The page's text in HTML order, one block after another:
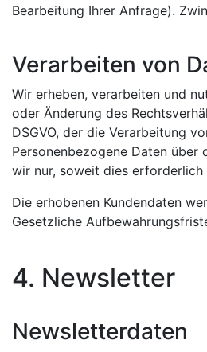
Bearbeitung Ihrer Anfrage).
Verarbeiten von
Wir erheben, verarbeiten und
oder Änderung des
DSGVO, der die Verarbeitung
Personenbezogene Daten über
wir nur, soweit dies erforderlich
Die erhobenen Kundendaten
Gesetzliche
4. Newsletter
Newsletterdaten